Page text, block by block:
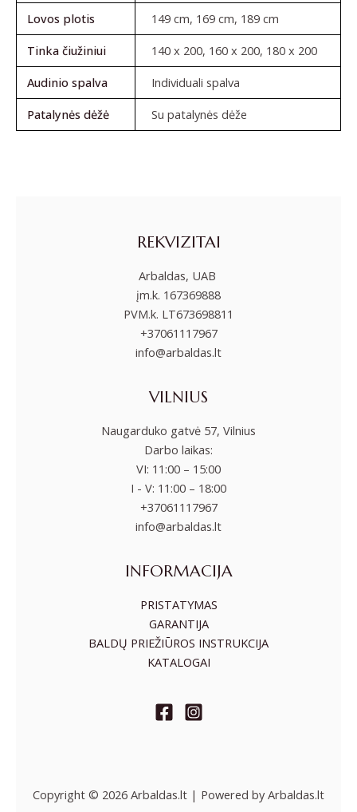
Lovos plotis
149 cm, 169 cm, 189 cm
Tinka čiužiniui
140 x 200, 160 x 200, 180 x 200
Audinio spalva
Individuali spalva
Patalynės dėžė
Su patalynės dėže
REKVIZITAI
Arbaldas, UAB
įm.k. 167369888
PVM.k. LT673698811
+37061117967
info@arbaldas.lt
VILNIUS
Naugarduko gatvė 57, Vilnius
Darbo laikas:
VI: 11:00 – 15:00
I - V: 11:00 – 18:00
+37061117967
info@arbaldas.lt
INFORMACIJA
PRISTATYMAS
GARANTIJA
BALDŲ PRIEŽIŪROS INSTRUKCIJA
KATALOGAI
Copyright © 2026 Arbaldas.lt | Powered by Arbaldas.lt